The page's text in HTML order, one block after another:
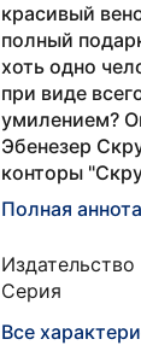
красивый
полный
хоть одно
при виде
умилением?
Эбенезер
конторы
Полная
Издательство
Серия
Все